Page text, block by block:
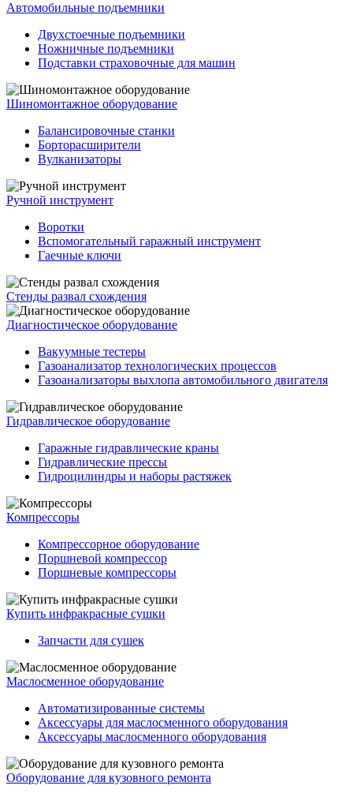
Автомобильные подъемники
Двухстоечные подъемники
Ножничные подъемники
Подставки страховочные для машин
Шиномонтажное оборудование
Балансировочные станки
Борторасширители
Вулканизаторы
Ручной инструмент
Воротки
Вспомогательный гаражный инструмент
Гаечные ключи
Стенды развал схождения
Диагностическое оборудование
Вакуумные тестеры
Газоанализатор технологических процессов
Газоанализаторы выхлопа автомобильного двигателя
Гидравлическое оборудование
Гаражные гидравлические краны
Гидравлические прессы
Гидроцилиндры и наборы растяжек
Компрессоры
Компрессорное оборудование
Поршневой компрессор
Поршневые компрессоры
Купить инфракрасные сушки
Запчасти для сушек
Маслосменное оборудование
Автоматизированные системы
Аксессуары для маслосменного оборудования
Аксессуары маслосменного оборудования
Оборудование для кузовного ремонта